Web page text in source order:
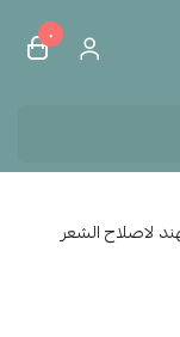
العناية و
٠
لاصلاح الشعر